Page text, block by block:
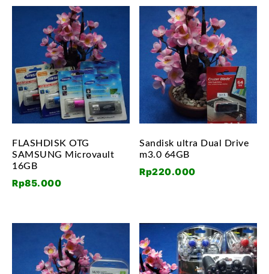
FLASHDISK OTG
SAMSUNG Microvault
16GB
Rp85.000
Sandisk ultra Dual Drive
m3.0 64GB
Rp220.000